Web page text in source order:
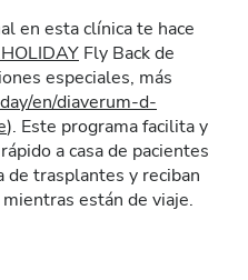
en esta clínica te hace
Fly Back de
especiales, más
en/diaverum-d-
). Este programa facilita y
a casa de pacientes
trasplantes y reciban
están de viaje.